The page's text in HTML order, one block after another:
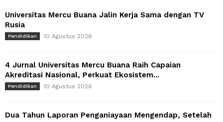
Universitas Mercu Buana Jalin Kerja Sama dengan TV
Rusia
Pendidikan 10 Agustus 2026
4 Jurnal Universitas Mercu Buana Raih Capaian
Akreditasi Nasional, Perkuat Ekosistem...
Pendidikan 10 Agustus 2026
Dua Tahun Laporan Penganiayaan Mengendap, Setelah